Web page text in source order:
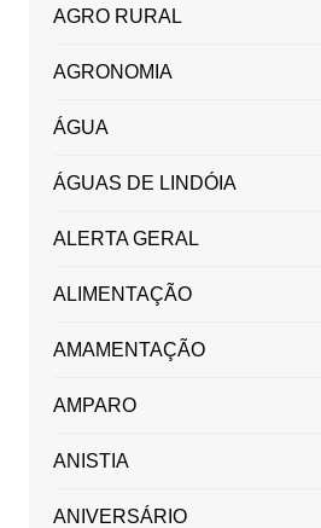
AGRO RURAL
AGRONOMIA
ÁGUA
ÁGUAS DE LINDÓIA
ALERTA GERAL
ALIMENTAÇÃO
AMAMENTAÇÃO
AMPARO
ANISTIA
ANIVERSÁRIO